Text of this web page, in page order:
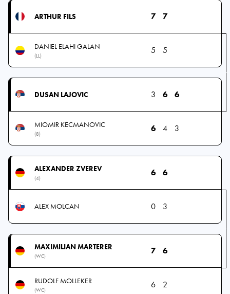
ARTHUR FILS 7 7
DANIEL ELAHI GALAN
(LL)
5 5
DUSAN LAJOVIC 3 6 6
MIOMIR KECMANOVIC
(8)
6 4 3
ALEXANDER ZVEREV
(4)
6 6
ALEX MOLCAN 0 3
MAXIMILIAN MARTERER
(WC)
7 6
RUDOLF MOLLEKER
(WC)
6 2